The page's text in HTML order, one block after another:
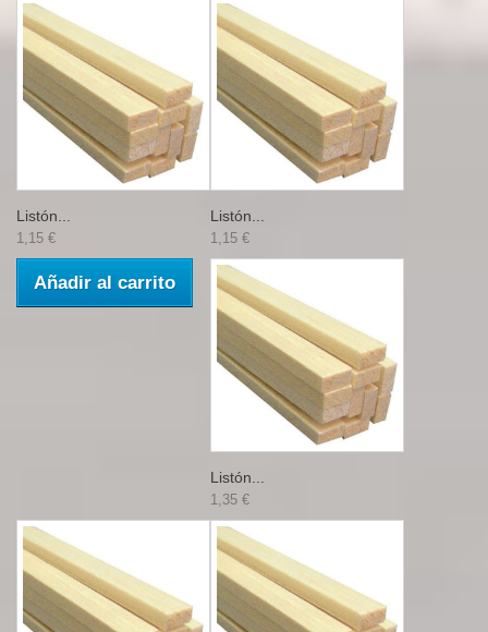
Listón...
1,15 €
Añadir al carrito
Listón...
1,15 €
Listón...
1,35 €